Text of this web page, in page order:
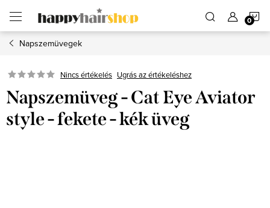
fő
tartalomhozNapszemüvegek
Nincs értékelés Ugrás az értékeléshez
Napszemüveg - Cat Eye Aviator
style - fekete - kék üveg